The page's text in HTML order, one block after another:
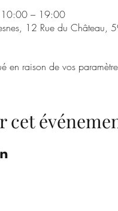
– 19:00
12 Rue du Château,
en raison de vos
cet